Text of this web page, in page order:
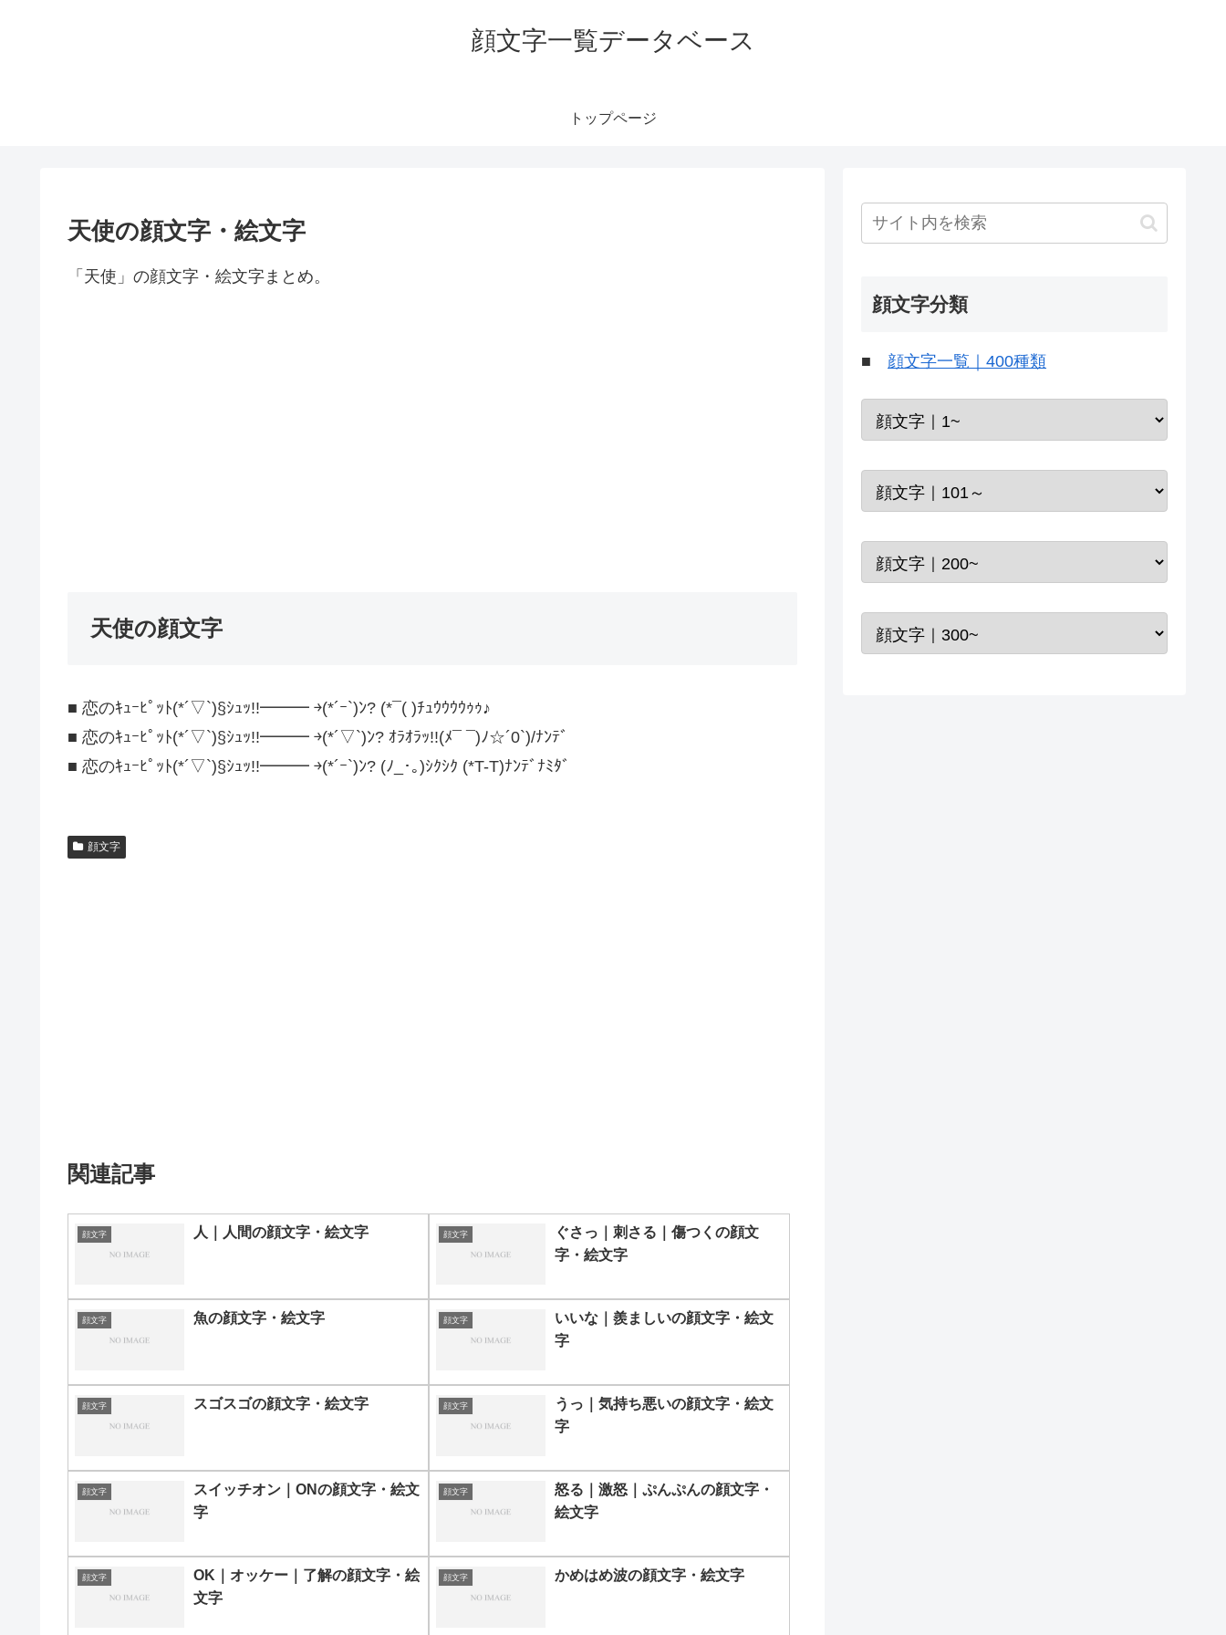
顔文字一覧データベース
トップページ
天使の顔文字・絵文字
「天使」の顔文字・絵文字まとめ。
天使の顔文字
■ 恋のｷｭｰﾋﾟｯﾄ(*´▽`)§ｼｭｯ!!━━━ ￫(*´ｰ`)ﾝ? (*¯( )ﾁｭｳｳｳｳｩｩ♪
■ 恋のｷｭｰﾋﾟｯﾄ(*´▽`)§ｼｭｯ!!━━━ ￫(*´▽`)ﾝ? ｵﾗｵﾗｯ!!(ﾒ¯ ¯)ﾉ☆´0`)/ﾅﾝﾃﾞ
■ 恋のｷｭｰﾋﾟｯﾄ(*´▽`)§ｼｭｯ!!━━━ ￫(*´ｰ`)ﾝ? (ﾉ_･｡)ｼｸｼｸ (*T-T)ﾅﾝﾃﾞﾅﾐﾀﾞ
顔文字
関連記事
顔文字 人｜人間の顔文字・絵文字 顔文字
ぐさっ｜刺さる｜傷つくの顔文
字・絵文字
顔文字 魚の顔文字・絵文字 顔文字
いいな｜羨ましいの顔文字・絵文
字
顔文字 スゴスゴの顔文字・絵文字 顔文字
うっ｜気持ち悪いの顔文字・絵文
字
顔文字
スイッチオン｜ONの顔文字・絵文
字
顔文字
怒る｜激怒｜ぷんぷんの顔文字・
絵文字
顔文字
OK｜オッケー｜了解の顔文字・絵
文字
顔文字 かめはめ波の顔文字・絵文字
顔文字分類
■ 顔文字一覧｜400種類